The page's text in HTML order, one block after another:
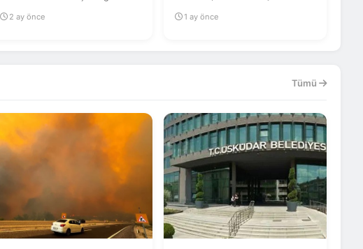
Malatya'nın...
2 ay önce 1 ay önce
Tümü